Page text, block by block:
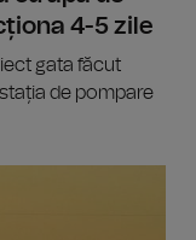
4-5 zile
gata făcut
de pompare